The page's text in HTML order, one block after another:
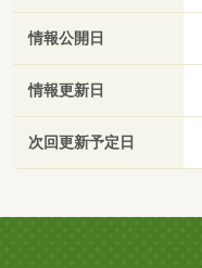
情報公開日
情報更新日
次回更新予定日